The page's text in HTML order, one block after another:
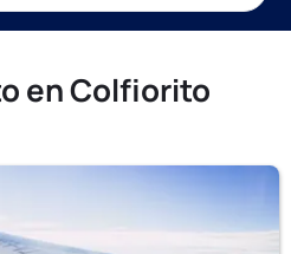
en Colfiorito